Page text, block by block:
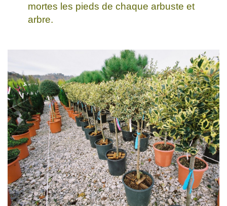
mortes les pieds de chaque arbuste et
arbre.